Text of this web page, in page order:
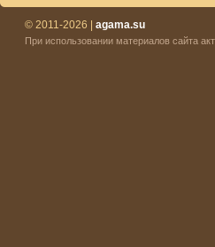
© 2011-2026 | agama.su
При использовании материалов сайта